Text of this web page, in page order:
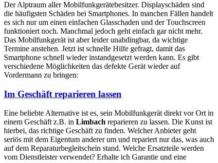
Der Alptraum aller Mobilfunkgerätebesitzer. Displayschäden sind
die häufigsten Schäden bei Smartphones. In manchen Fällen handelt
es sich nur um einen einfachen Glasschaden und der Touchscreen
funktioniert noch. Manchmal jedoch geht einfach gar nicht mehr.
Das Mobilfunkgerät ist aber leider unabdingbar, da wichtige
Termine anstehen. Jetzt ist schnelle Hilfe gefragt, damit das
Smartphone schnell wieder instandgesetzt werden kann. Es gibt
verschiedene Möglichkeiten das defekte Gerät wieder auf
Vordermann zu bringen:
Im Geschäft reparieren lassen
Eine beliebte Alternative ist es, sein Mobilfunkgerät direkt vor Ort in
einem Geschäft z.B. in Limbach reparieren zu lassen. Die Kunst ist
hierbei, das richtige Geschäft zu finden. Welcher Anbieter geht
seriös mit dem Eigentum anderer um und repariert nur das, was auch
auf dem Reparaturbegleitschein stand. Welche Ersatzteile werden
vom Dienstleister verwendet? Erhalte ich Garantie und eine